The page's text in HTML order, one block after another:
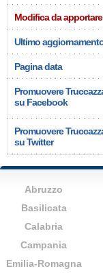
Modifica da apportare
Ultimo
Pagina data
Promuovere
su Facebook
Promuovere
su Twitter
Abruzzo
Basilicata
Calabria
Campania
Emilia-Romagna